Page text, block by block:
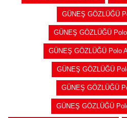
GÜNEŞ GÖZLÜĞÜ
GÜNEŞ GÖZLÜĞÜ
GÜNEŞ GÖZLÜĞÜ Polo
GÜNEŞ GÖZLÜĞÜ
GÜNEŞ GÖZLÜĞÜ
GÜNEŞ GÖZLÜĞÜ